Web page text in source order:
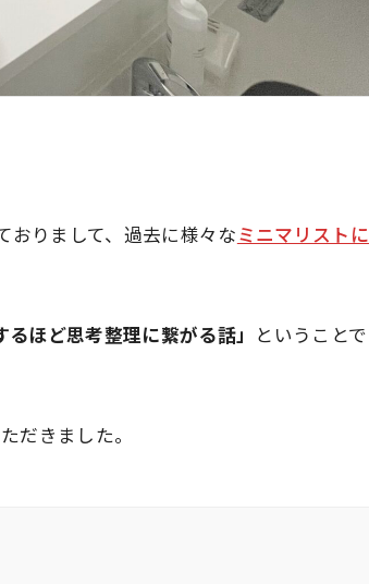
おりまして、過去に様々なミニマリストに
ほど思考整理に繋がる話」 ということで
だきました。